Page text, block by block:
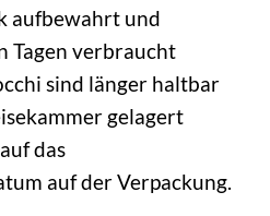
aufbewahrt und
Tagen verbraucht
sind länger haltbar
gelagert
das
auf der Verpackung.